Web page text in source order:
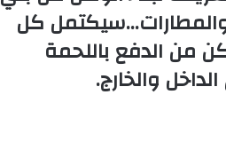
كل
من الدفع باللحمة
والخارج.